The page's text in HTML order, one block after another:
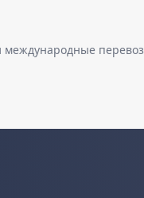
международные